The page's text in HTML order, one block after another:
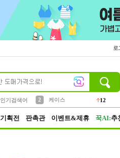
로
인기검색어
3
생수 454
기획전 판촉관 이벤트&제휴 꾹AI:추